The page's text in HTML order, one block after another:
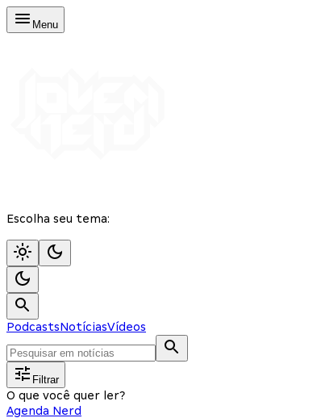
Menu
Escolha seu tema:
PodcastsNotíciasVídeos
Filtrar
O que você quer ler?
Agenda Nerd